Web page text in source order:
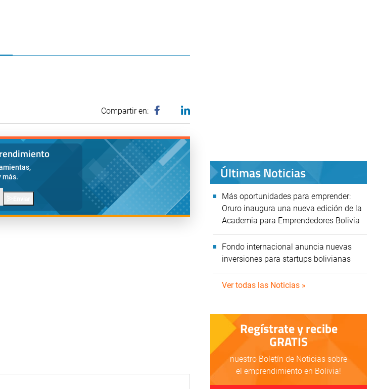
Compartir en:
más.
Últimas Noticias
Más oportunidades para emprender:
Oruro inaugura una nueva edición de la
Academia para Emprendedores Bolivia
Fondo internacional anuncia nuevas
inversiones para startups bolivianas
Ver todas las Noticias »
Regístrate y recibe
GRATIS
nuestro Boletín de Noticias sobre
el emprendimiento en Bolivia!